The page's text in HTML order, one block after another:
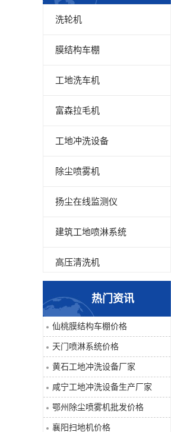
洗轮机
膜结构车棚
工地洗车机
富森拉毛机
工地冲洗设备
除尘喷雾机
扬尘在线监测仪
建筑工地喷淋系统
高压清洗机
高压喷雾设备
喷淋系统
洒水车
洗地机
吸尘器
热门资讯
仙桃膜结构车棚价格
天门喷淋系统价格
黄石工地冲洗设备厂家
咸宁工地冲洗设备生产厂家
鄂州除尘喷雾机批发价格
襄阳扫地机价格